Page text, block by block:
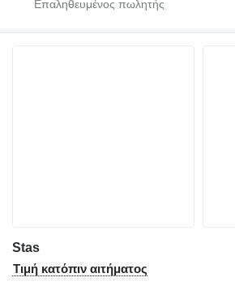
Stas
Τιμή κατόπιν αιτήματος